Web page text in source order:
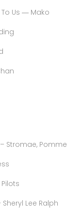
Us ― Mako
Stromae, Pomme
Lee Ralph